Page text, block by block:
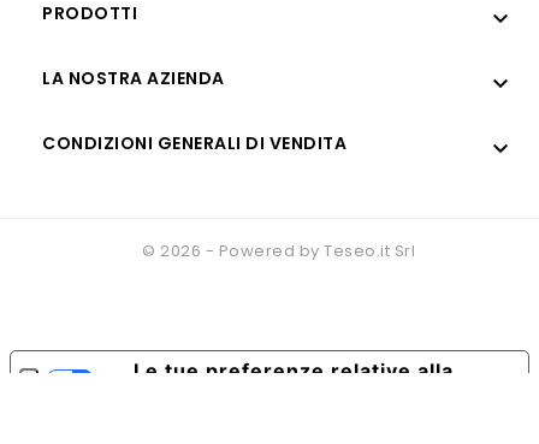
PRODOTTI 
LA NOSTRA AZIENDA 
CONDIZIONI GENERALI DI VENDITA 
© 2026 - Powered by Teseo.it Srl
Le tue preferenze relative alla